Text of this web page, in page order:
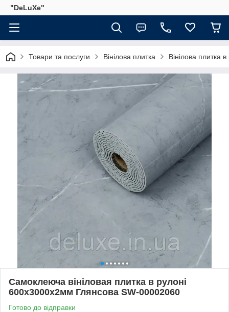
"DeLuХe"
Товари та послуги Вінілова плитка Вінілова плитка в
Самоклеюча вініловая плитка в рулоні
600х3000х2мм Глянсова SW-00002060
Готово до відправки